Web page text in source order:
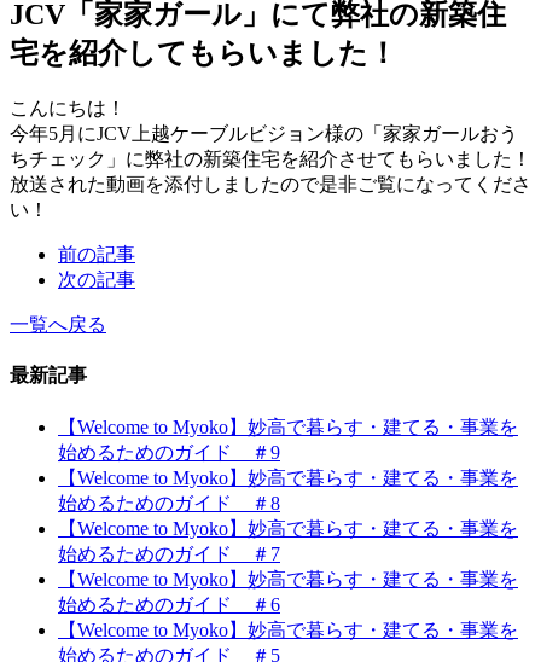
JCV「家家ガール」にて弊社の新築住
宅を紹介してもらいました！
こんにちは！
今年5月にJCV上越ケーブルビジョン様の「家家ガールおう
ちチェック」に弊社の新築住宅を紹介させてもらいました！
放送された動画を添付しましたので是非ご覧になってくださ
い！
前の記事
次の記事
一覧へ戻る
最新記事
【Welcome to Myoko】妙高で暮らす・建てる・事業を
始めるためのガイド ＃9
【Welcome to Myoko】妙高で暮らす・建てる・事業を
始めるためのガイド ＃8
【Welcome to Myoko】妙高で暮らす・建てる・事業を
始めるためのガイド ＃7
【Welcome to Myoko】妙高で暮らす・建てる・事業を
始めるためのガイド ＃6
【Welcome to Myoko】妙高で暮らす・建てる・事業を
始めるためのガイド ＃5